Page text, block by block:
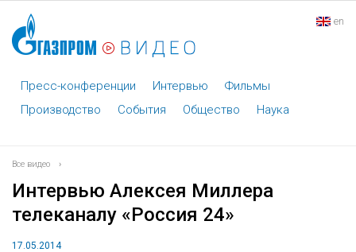
en
Пресс-конференции Интервью
Фильмы
Производство
События Общество Наука
Все видео ›
Интервью Алексея Миллера
телеканалу «Россия 24»
17.05.2014